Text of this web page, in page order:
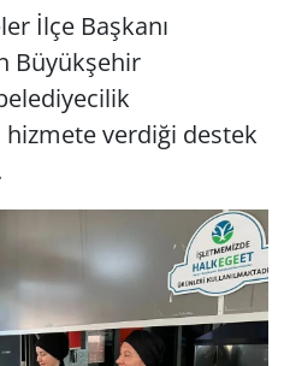
İlçe Başkanı
Büyükşehir
verdiği destek